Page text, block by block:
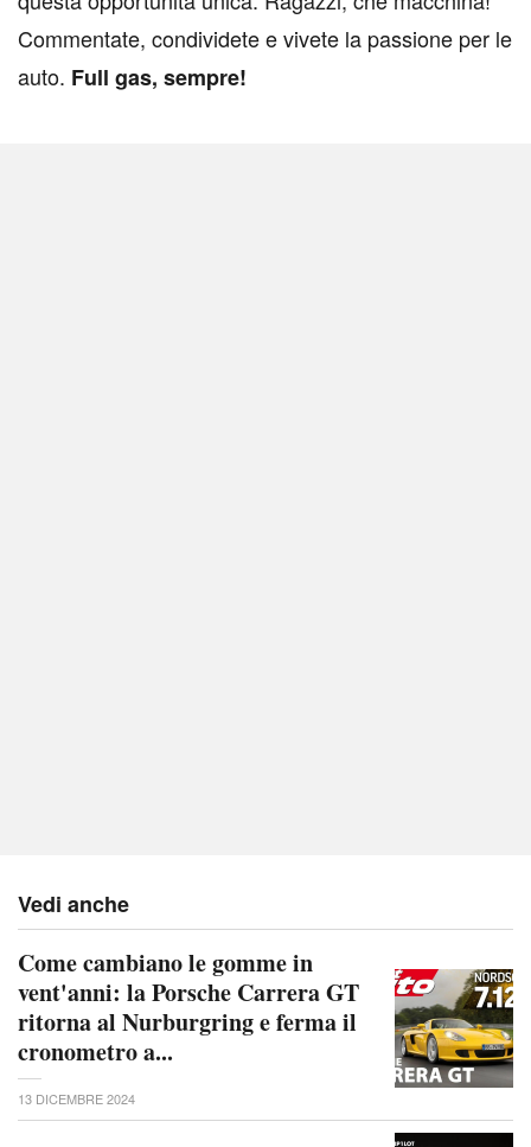
Commentate, condividete e vivete la passione per le
auto. Full gas, sempre!
Vedi anche
Come cambiano le gomme in
vent'anni: la Porsche Carrera GT
ritorna al Nurburgring e ferma il
cronometro a...
13 DICEMBRE 2024